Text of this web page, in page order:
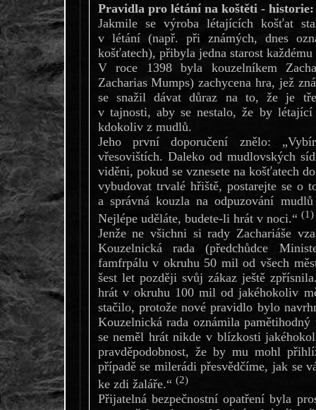
Pravidla pro létání na koštěti - historie:
Jakmile se výroba létajících košťat
v létání (např. při známých, dnes
košťatech), přibyla jedna starost
V roce 1398 byla kouzelníkem
Zacharias Mumps) zachycena hra, jež
se snažil dávat důraz na to, že je
v tajnosti, aby se nestalo, že by
kdokoliv z mudlů.
Jeho první doporučení znělo:
vřesovištích. Daleko od mudlovských
viděni, pokud se vznesete na košťatech
vybudovat trvalé hřiště, postarejte se o
a správná kouzla na odpuzování
Nejlépe uděláte, budete-li hrát v noci.“ (1)
Jenže ne všichni si rady Zachariáše
Kouzelnická rada (předchůdce
famfrpálu v okruhu 50 mil od všech
šest let později svůj zákaz ještě
hrát v okruhu 100 mil od jakéhokoliv
stačilo, protože nové pravidlo bylo
Kouzelnická rada oznámila
se neměl hrát nikde v blízkosti
pravděpodobnost, že by mu mohl
případě se milerádi přesvědčíme, jak se
ke zdi žaláře.“ (2)
Přijatelná bezpečnostní opatření byla